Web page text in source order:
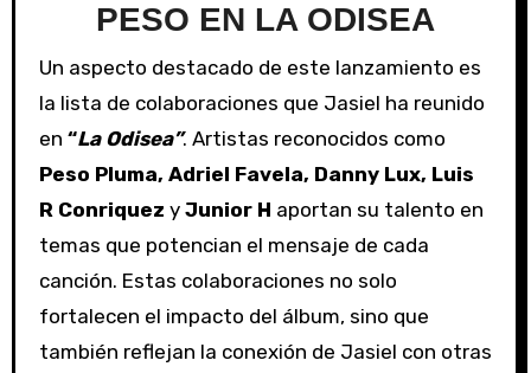
PESO EN LA ODISEA
Un aspecto destacado de este lanzamiento es
la lista de colaboraciones que Jasiel ha reunido
en “La Odisea”. Artistas reconocidos como
Peso Pluma, Adriel Favela, Danny Lux, Luis
R Conriquez y Junior H aportan su talento en
temas que potencian el mensaje de cada
canción. Estas colaboraciones no solo
fortalecen el impacto del álbum, sino que
también reflejan la conexión de Jasiel con otras